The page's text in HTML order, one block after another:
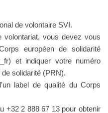
de volontaire SVI.
vous devez vous
européen de solidarité
et indiquer votre numéro
solidarité (PRN).
label de qualité du Corps
+32 2 888 67 13 pour obtenir